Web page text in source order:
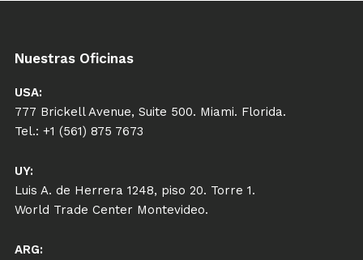
Nuestras Oficinas
USA:
777 Brickell Avenue, Suite 500. Miami. Florida.
Tel.: +1 (561) 875 7673
UY:
Luis A. de Herrera 1248, piso 20. Torre 1.
World Trade Center Montevideo.
ARG: